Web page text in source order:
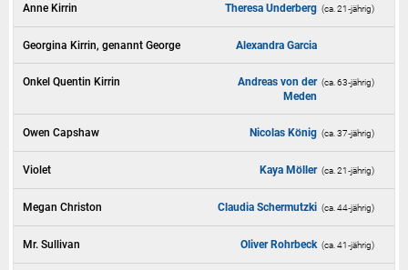
Anne Kirrin Theresa Underberg (ca. 21‑jährig)
Georgina Kirrin, genannt George Alexandra Garcia
Onkel Quentin Kirrin
Andreas von der
Meden
(ca. 63‑jährig)
Owen Capshaw Nicolas König (ca. 37‑jährig)
Violet Kaya Möller (ca. 21‑jährig)
Megan Christon Claudia Schermutzki (ca. 44‑jährig)
Mr. Sullivan Oliver Rohrbeck (ca. 41‑jährig)